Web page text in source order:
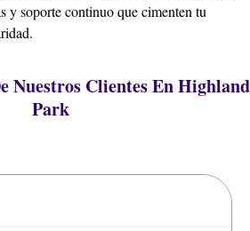
y soporte continuo que cimenten tu
Nuestros Clientes En Highland
Park